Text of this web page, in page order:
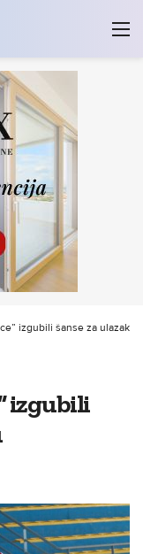
izgubili šanse za ulazak u
izgubili